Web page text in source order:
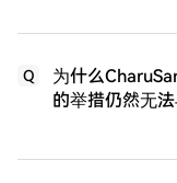
Q
为什么
的举措仍然无